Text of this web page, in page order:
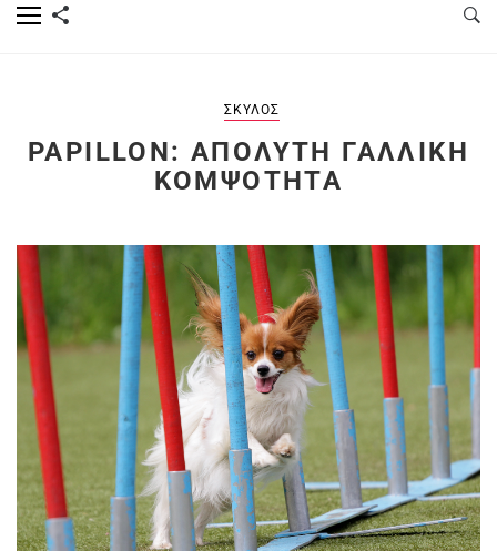
ΣΚΎΛΟΣ
PAPILLON: ΑΠΌΛΥΤΗ ΓΑΛΛΙΚΉ
ΚΟΜΨΌΤΗΤΑ